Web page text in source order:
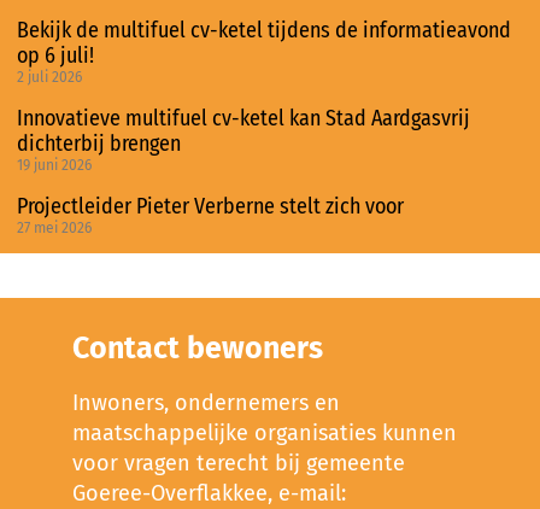
Bekijk de multifuel cv-ketel tijdens de informatieavond
op 6 juli!
2 juli 2026
Innovatieve multifuel cv-ketel kan Stad Aardgasvrij
dichterbij brengen
19 juni 2026
Projectleider Pieter Verberne stelt zich voor
27 mei 2026
Contact bewoners
Inwoners, ondernemers en
maatschappelijke organisaties kunnen
voor vragen terecht bij gemeente
Goeree-Overflakkee, e-mail: